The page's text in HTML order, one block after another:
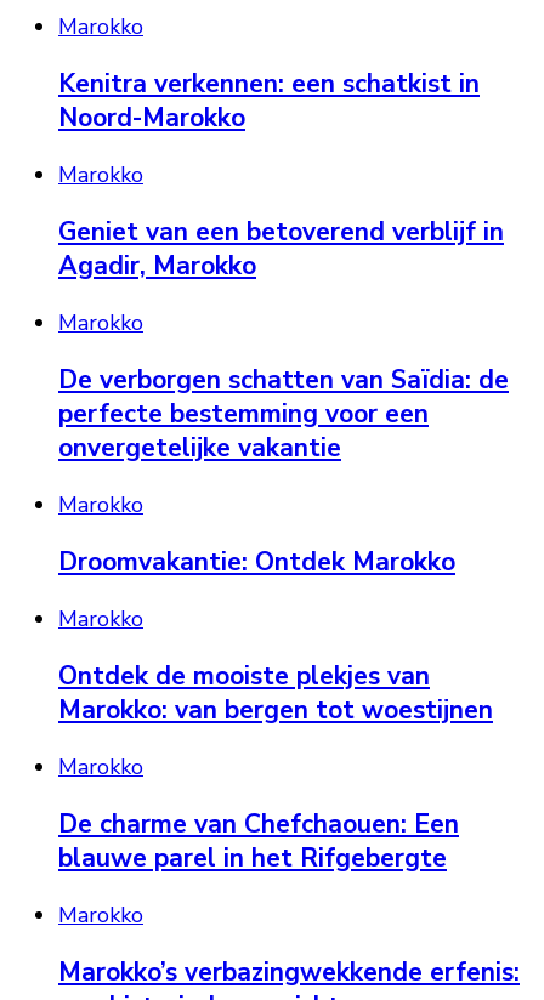
Marokko
Kenitra verkennen: een schatkist in
Noord-Marokko
Marokko
Geniet van een betoverend verblijf in
Agadir, Marokko
Marokko
De verborgen schatten van Saïdia: de
perfecte bestemming voor een
onvergetelijke vakantie
Marokko
Droomvakantie: Ontdek Marokko
Marokko
Ontdek de mooiste plekjes van
Marokko: van bergen tot woestijnen
Marokko
De charme van Chefchaouen: Een
blauwe parel in het Rifgebergte
Marokko
Marokko’s verbazingwekkende erfenis: